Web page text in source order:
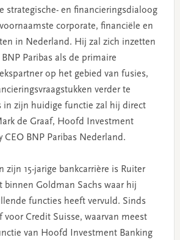
strategische- en financieringsdialoog
corporate, financiële en
in Nederland. Hij zal zich inzetten
Paribas als de primaire
op het gebied van fusies,
verder te
in zijn huidige functie zal hij direct
de Graaf, Hoofd Investment
CEO BNP Paribas Nederland.
zijn 15-jarige bankcarrière is Ruiter
binnen Goldman Sachs waar hij
functies heeft vervuld. Sinds
voor Credit Suisse, waarvan meest
van Hoofd Investment Banking